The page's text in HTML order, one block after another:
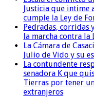
Justicia que intime
cumple la Ley de
Pedradas, corridas
la marcha contra la
La Cámara de
Julio de Vido y su
La contundente
senadora K que
Tierras por tener
extranjeros